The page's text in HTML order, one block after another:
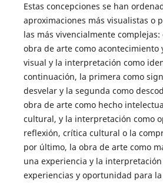
Estas concepciones se han
aproximaciones más visualistas o
las más vivencialmente
obra de arte como acontecimiento
visual y la interpretación como
continuación, la primera como
desvelar y la segunda como
obra de arte como hecho
cultural, y la interpretación como
reflexión, crítica cultural o la
por último, la obra de arte como
una experiencia y la
experiencias y oportunidad para